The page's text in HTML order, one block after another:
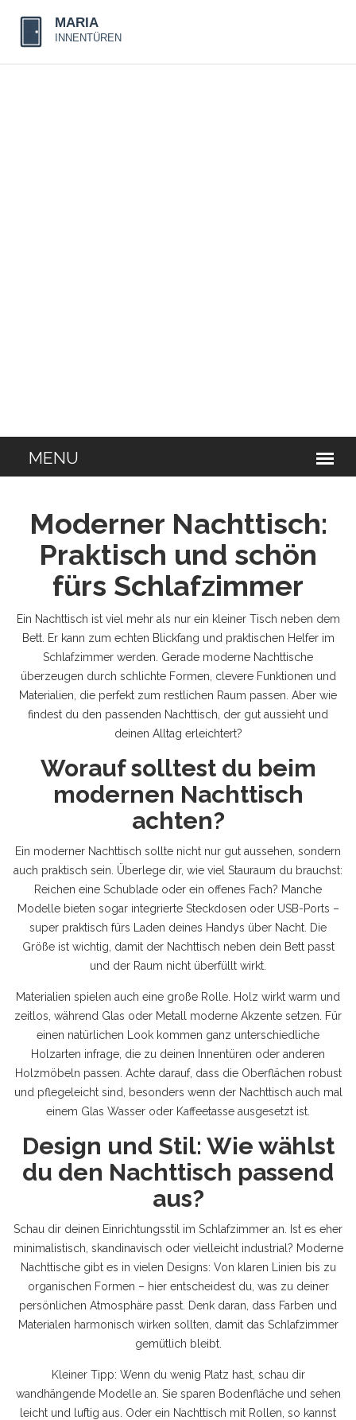
Moderner Nachttisch:
Praktisch und schön
fürs Schlafzimmer
Ein Nachttisch ist viel mehr als nur ein kleiner Tisch neben dem
Bett. Er kann zum echten Blickfang und praktischen Helfer im
Schlafzimmer werden. Gerade moderne Nachttische
überzeugen durch schlichte Formen, clevere Funktionen und
Materialien, die perfekt zum restlichen Raum passen. Aber wie
findest du den passenden Nachttisch, der gut aussieht und
deinen Alltag erleichtert?
Worauf solltest du beim
modernen Nachttisch
achten?
Ein moderner Nachttisch sollte nicht nur gut aussehen, sondern
auch praktisch sein. Überlege dir, wie viel Stauraum du brauchst:
Reichen eine Schublade oder ein offenes Fach? Manche
Modelle bieten sogar integrierte Steckdosen oder USB-Ports –
super praktisch fürs Laden deines Handys über Nacht. Die
Größe ist wichtig, damit der Nachttisch neben dein Bett passt
und der Raum nicht überfüllt wirkt.
Materialien spielen auch eine große Rolle. Holz wirkt warm und
zeitlos, während Glas oder Metall moderne Akzente setzen. Für
einen natürlichen Look kommen ganz unterschiedliche
Holzarten infrage, die zu deinen Innentüren oder anderen
Holzmöbeln passen. Achte darauf, dass die Oberflächen robust
und pflegeleicht sind, besonders wenn der Nachttisch auch mal
einem Glas Wasser oder Kaffeetasse ausgesetzt ist.
Design und Stil: Wie wählst
du den Nachttisch passend
aus?
Schau dir deinen Einrichtungsstil im Schlafzimmer an. Ist es eher
minimalistisch, skandinavisch oder vielleicht industrial? Moderne
Nachttische gibt es in vielen Designs: Von klaren Linien bis zu
organischen Formen – hier entscheidest du, was zu deiner
persönlichen Atmosphäre passt. Denk daran, dass Farben und
Materialen harmonisch wirken sollten, damit das Schlafzimmer
gemütlich bleibt.
Kleiner Tipp: Wenn du wenig Platz hast, schau dir
wandhängende Modelle an. Sie sparen Bodenfläche und sehen
leicht und luftig aus. Oder ein Nachttisch mit Rollen, so kannst